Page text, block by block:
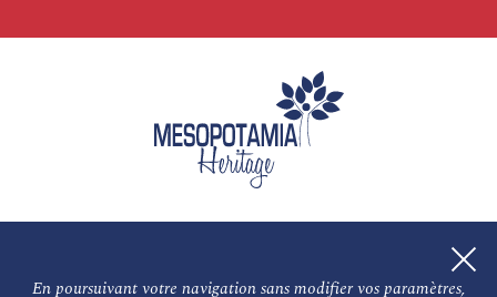
En poursuivant votre navigation sans modifier vos paramètres,